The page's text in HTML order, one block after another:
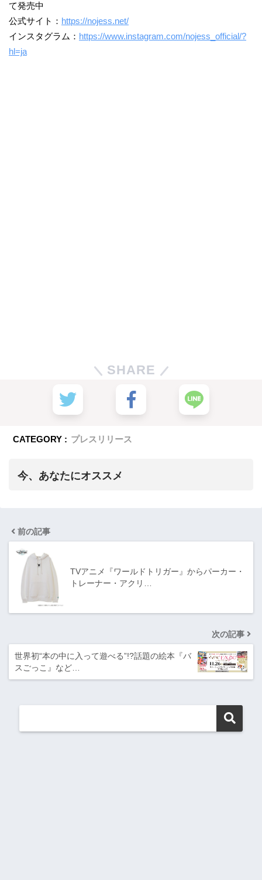
て発売中
公式サイト： https://nojess.net/
インスタグラム： https://www.instagram.com/nojess_official/?
hl=ja
SHARE
CATEGORY : プレスリリース
今、あなたにオススメ
前の記事
TVアニメ『ワールドトリガー』からパーカー・
トレーナー・アクリ…
次の記事
世界初“本の中に入って遊べる”!?話題の絵本『バ
スごっこ』など…